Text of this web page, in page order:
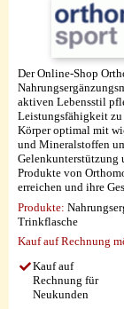
Der Online-Shop
aktiven Lebensstil
Leistungsfähigkeit zu
Körper optimal mit
und Mineralstoffen
Gelenkunterstützung
Produkte von
erreichen und ihre
Produkte:
Trinkflasche
Kauf auf Rechnung
Kauf auf
Rechnung für
Neukunden